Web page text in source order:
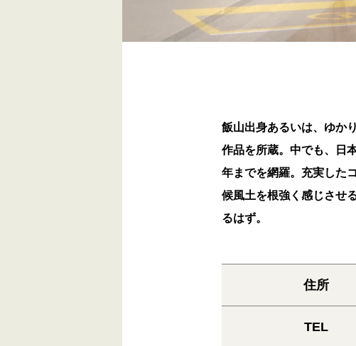
飯山出身あるいは、ゆか
作品を所蔵。中でも、日
年までを網羅。充実した
候風土を根強く感じさせ
るはず。
住所
TEL